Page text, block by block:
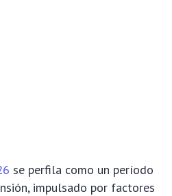
se perfila como un período
impulsado por factores